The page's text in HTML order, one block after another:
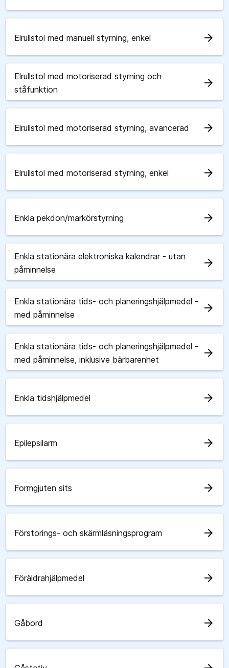
Elrullstol med manuell styrning, enkel arrow_forward
Elrullstol med motoriserad styrning och
ståfunktion
arrow_forward
Elrullstol med motoriserad styrning, avancerad arrow_forward
Elrullstol med motoriserad styrning, enkel arrow_forward
Enkla pekdon/markörstyrning arrow_forward
Enkla stationära elektroniska kalendrar - utan
påminnelse
arrow_forward
Enkla stationära tids- och planeringshjälpmedel -
med påminnelse
arrow_forward
Enkla stationära tids- och planeringshjälpmedel -
med påminnelse, inklusive bärbarenhet
arrow_forward
Enkla tidshjälpmedel arrow_forward
Epilepsilarm arrow_forward
Formgjuten sits arrow_forward
Förstorings- och skärmläsningsprogram arrow_forward
Föräldrahjälpmedel arrow_forward
Gåbord arrow_forward